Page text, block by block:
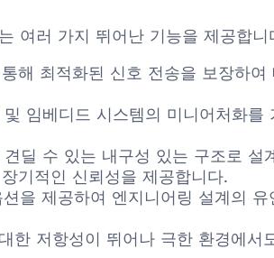
여러 가지 뛰어난 기능을 제공합니
해 최적화된 신호 전송을 보장하
임베디드 시스템의 미니어처화
딜 수 있는 내구성 있는 구조로
기적인 신뢰성을 제공합니다.
을 제공하여 엔지니어링 설계의
한 저항성이 뛰어나 극한 환경에